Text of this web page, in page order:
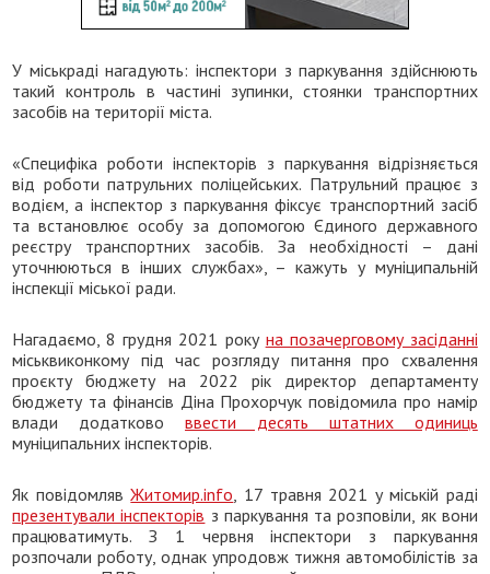
У міськраді нагадують: інспектори з паркування здійснюють
такий контроль в частині зупинки, стоянки транспортних
засобів на території міста.
«Специфіка роботи інспекторів з паркування відрізняється
від роботи патрульних поліцейських. Патрульний працює з
водієм, а інспектор з паркування фіксує транспортний засіб
та встановлює особу за допомогою Єдиного державного
реєстру транспортних засобів. За необхідності – дані
уточнюються в інших службах», – кажуть у муніципальній
інспекції міської ради.
Нагадаємо, 8 грудня 2021 року на позачерговому засіданні
міськвиконкому під час розгляду питання про схвалення
проєкту бюджету на 2022 рік директор департаменту
бюджету та фінансів Діна Прохорчук повідомила про намір
влади додаткововвести десять штатних одиниць
муніципальних інспекторів.
Як повідомлявЖитомир.info , 17 травня 2021 у міській раді
презентували інспекторів з паркування та розповіли, як вони
працюватимуть. З 1 червня інспектори з паркування
розпочали роботу, однак упродовж тижня автомобілістів за